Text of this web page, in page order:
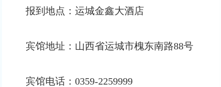
报到地点：运城金鑫大酒店
宾馆地址：山西省运城市槐东南路88号
宾馆电话：0359-2259999